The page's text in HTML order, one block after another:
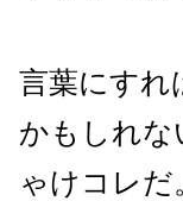
言葉にすれ
かもしれな
ゃけコレだ